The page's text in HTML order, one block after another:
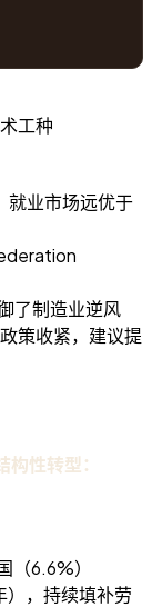
工种
就业市场远优于
了制造业逆风
策收紧，建议提
性转型：
（6.6%）
，持续填补劳